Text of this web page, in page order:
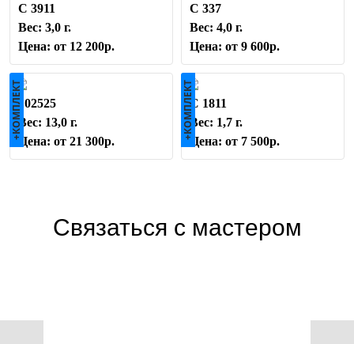
С 3911
Вес: 3,0 г.
Цена: от 12 200р.
С 337
Вес: 4,0 г.
Цена: от 9 600р.
+КОМПЛЕКТ102525
Вес: 13,0 г.
Цена: от 21 300р.
+КОМПЛЕКТС 1811
Вес: 1,7 г.
Цена: от 7 500р.
Связаться с мастером